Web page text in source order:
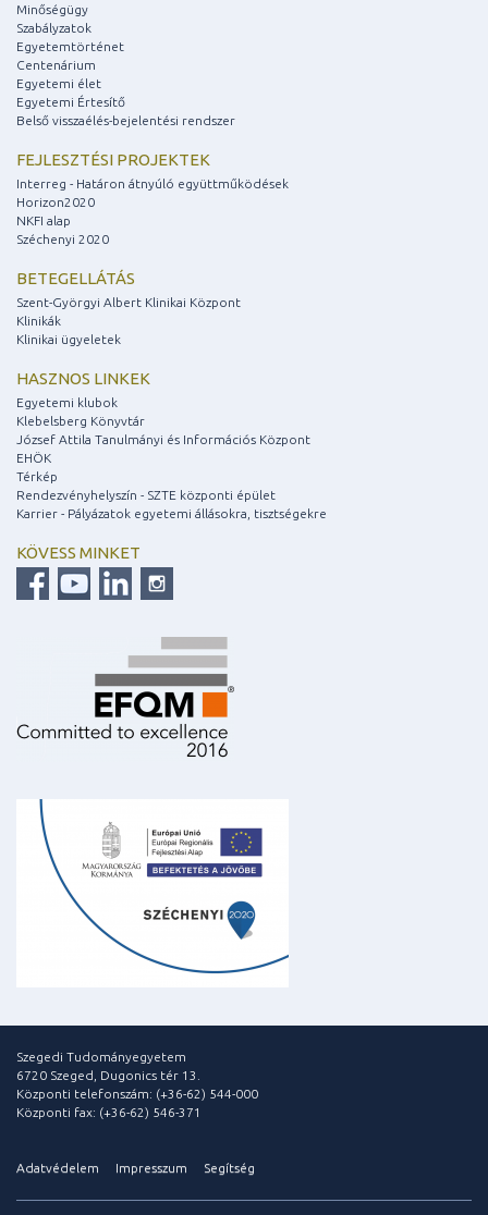
Minőségügy
Szabályzatok
Egyetemtörténet
Centenárium
Egyetemi élet
Egyetemi Értesítő
Belső visszaélés-bejelentési rendszer
FEJLESZTÉSI PROJEKTEK
Interreg - Határon átnyúló együttműködések
Horizon2020
NKFI alap
Széchenyi 2020
BETEGELLÁTÁS
Szent-Györgyi Albert Klinikai Központ
Klinikák
Klinikai ügyeletek
HASZNOS LINKEK
Egyetemi klubok
Klebelsberg Könyvtár
József Attila Tanulmányi és Információs Központ
EHÖK
Térkép
Rendezvényhelyszín - SZTE központi épület
Karrier - Pályázatok egyetemi állásokra, tisztségekre
KÖVESS MINKET
Szegedi Tudományegyetem
6720 Szeged, Dugonics tér 13.
Központi telefonszám: (+36-62) 544-000
Központi fax: (+36-62) 546-371
Adatvédelem Impresszum Segítség